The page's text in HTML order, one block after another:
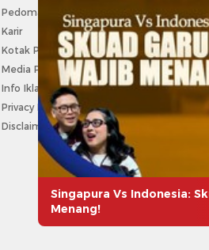
Singapura Vs Indonesia:
Menang!
Pedoman Media Siber
Karir
Kotak Pos
Media Partner
Info Iklan
Privacy Policy
Disclaimer
CNBC
Haibunda
Female
CXO